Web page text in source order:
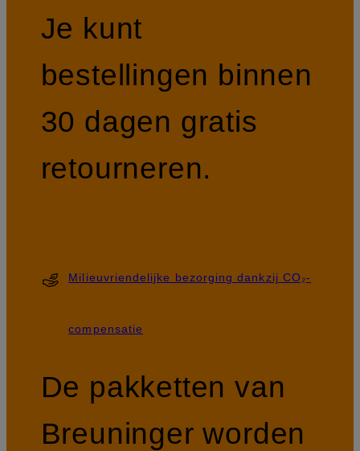
Je kunt
bestellingen binnen
30 dagen gratis
retourneren.
Milieuvriendelijke bezorging dankzij CO₂-
compensatie
De pakketten van
Breuninger worden